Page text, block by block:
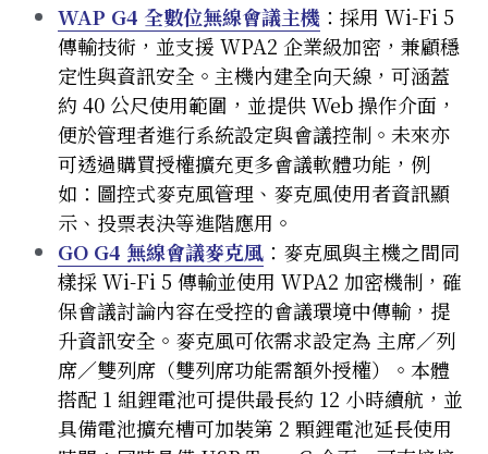
WAP G4 全數位無線會議主機： 採用 Wi-Fi 5
傳輸技術，並支援 WPA2 企業級加密，兼顧穩
定性與資訊安全。主機內建全向天線，可涵蓋
約 40 公尺使用範圍，並提供 Web 操作介面，
便於管理者進行系統設定與會議控制。未來亦
可透過購買授權擴充更多會議軟體功能，例
如：圖控式麥克風管理、麥克風使用者資訊顯
示、投票表決等進階應用。
GO G4 無線會議麥克風： 麥克風與主機之間同
樣採 Wi-Fi 5 傳輸並使用 WPA2 加密機制，確
保會議討論內容在受控的會議環境中傳輸，提
升資訊安全。麥克風可依需求設定為 主席／列
席／雙列席（雙列席功能需額外授權）。本體
搭配 1 組鋰電池可提供最長約 12 小時續航，並
具備電池擴充槽可加裝第 2 顆鋰電池延長使用